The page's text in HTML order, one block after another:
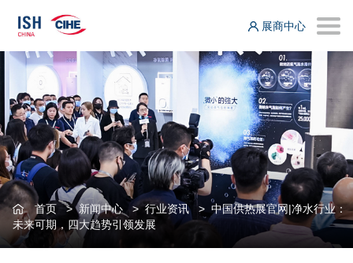
展商中心
首页>新闻中心>行业资讯> 中国供热展官网|净水行业：
未来可期，四大趋势引领发展